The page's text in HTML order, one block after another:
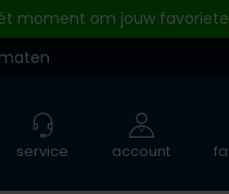
moment om jouw
service account